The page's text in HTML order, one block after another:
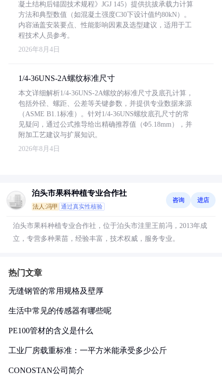
凝土结构后锚固技术规程》JGJ 145）提供抗拔承载力计算
方法和典型数值（如混凝土强度C30下设计值约80kN）。
内容涵盖安装要点、性能影响因素及选型建议，适用于工
程技术人员参考。
2026年8月4日
1/4-36UNS-2A螺纹标准尺寸
本文详细解析1/4-36UNS-2A螺纹的标准尺寸及底孔计算，
包括外径、螺距、公差等关键参数，并提供专业数据来源
（ASME B1.1标准）。针对1/4-36UNS螺纹底孔尺寸的常
见疑问，通过公式推导给出精确推荐值（Φ5.18mm），并
附加工艺建议与扩展知识。
2026年8月4日
泊头市果科种植专业合作社
法人:冯甲 通过真实性核验
咨询 进店
泊头市果科种植专业合作社，位于泊头市洼里王前冯，2013年成
立，专营多种果苗，经验丰富，技术权威，服务专业。
热门文章
无缝钢管的常用规格及壁厚
生活中常见的传感器有哪些呢
PE100管材的含义是什么
工业厂房载重标准：一平方米能承受多少公斤
CONOSTAN公司简介